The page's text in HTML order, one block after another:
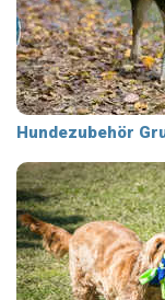
Hundezubehör